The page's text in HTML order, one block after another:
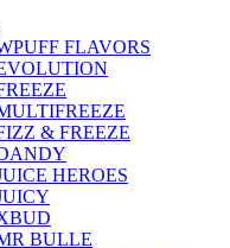
FLAVORS
& FREEZE
HEROES
BULLE